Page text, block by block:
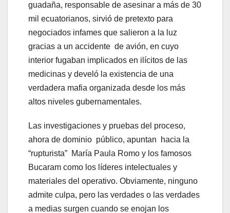
guadaña, responsable de asesinar a más de 30
mil ecuatorianos, sirvió de pretexto para
negociados infames que salieron a la luz
gracias a un accidente de avión, en cuyo
interior fugaban implicados en ilícitos de las
medicinas y develó la existencia de una
verdadera mafia organizada desde los más
altos niveles gubernamentales.
Las investigaciones y pruebas del proceso,
ahora de dominio público, apuntan hacia la
“rupturista” María Paula Romo y los famosos
Bucaram como los líderes intelectuales y
materiales del operativo. Obviamente, ninguno
admite culpa, pero las verdades o las verdades
a medias surgen cuando se enojan los